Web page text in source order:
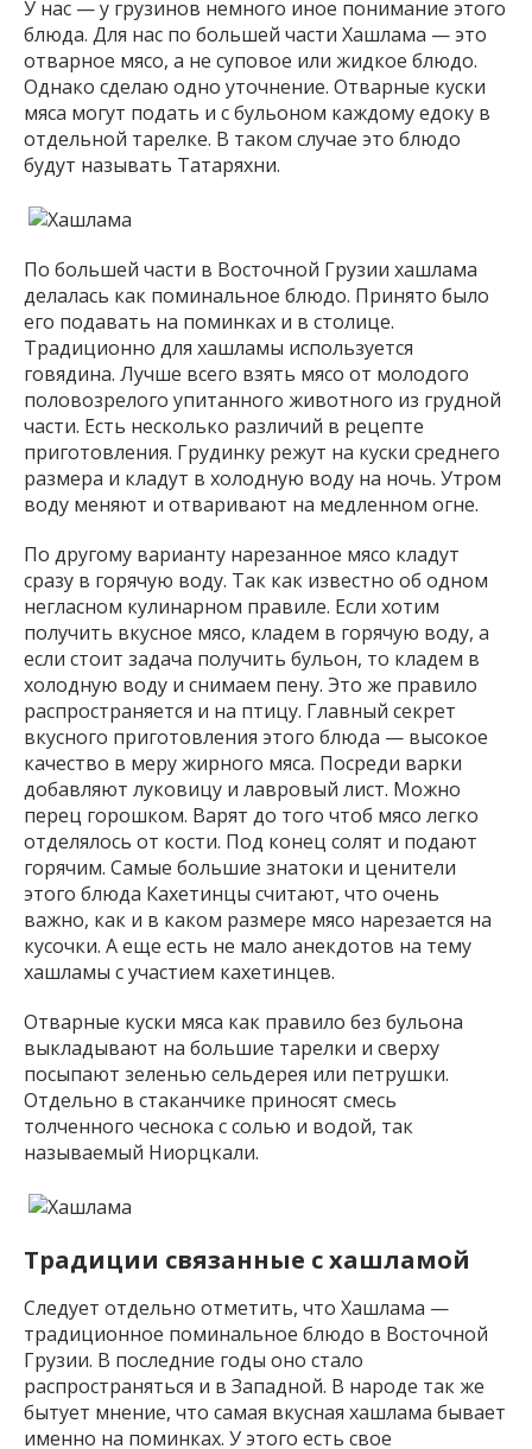
У нас — у грузинов немного иное понимание этого
блюда. Для нас по большей части Хашлама — это
отварное мясо, а не суповое или жидкое блюдо.
Однако сделаю одно уточнение. Отварные куски
мяса могут подать и с бульоном каждому едоку в
отдельной тарелке. В таком случае это блюдо
будут называть Татаряхни.
По большей части в Восточной Грузии хашлама
делалась как поминальное блюдо. Принято было
его подавать на поминках и в столице.
Традиционно для хашламы используется
говядина. Лучше всего взять мясо от молодого
половозрелого упитанного животного из грудной
части. Есть несколько различий в рецепте
приготовления. Грудинку режут на куски среднего
размера и кладут в холодную воду на ночь. Утром
воду меняют и отваривают на медленном огне.
По другому варианту нарезанное мясо кладут
сразу в горячую воду. Так как известно об одном
негласном кулинарном правиле. Если хотим
получить вкусное мясо, кладем в горячую воду, а
если стоит задача получить бульон, то кладем в
холодную воду и снимаем пену. Это же правило
распространяется и на птицу. Главный секрет
вкусного приготовления этого блюда — высокое
качество в меру жирного мяса. Посреди варки
добавляют луковицу и лавровый лист. Можно
перец горошком. Варят до того чтоб мясо легко
отделялось от кости. Под конец солят и подают
горячим. Самые большие знатоки и ценители
этого блюда Кахетинцы считают, что очень
важно, как и в каком размере мясо нарезается на
кусочки. А еще есть не мало анекдотов на тему
хашламы с участием кахетинцев.
Отварные куски мяса как правило без бульона
выкладывают на большие тарелки и сверху
посыпают зеленью сельдерея или петрушки.
Отдельно в стаканчике приносят смесь
толченного чеснока с солью и водой, так
называемый Ниорцкали.
Традиции связанные с хашламой
Следует отдельно отметить, что Хашлама —
традиционное поминальное блюдо в Восточной
Грузии. В последние годы оно стало
распространяться и в Западной. В народе так же
бытует мнение, что самая вкусная хашлама бывает
именно на поминках. У этого есть свое